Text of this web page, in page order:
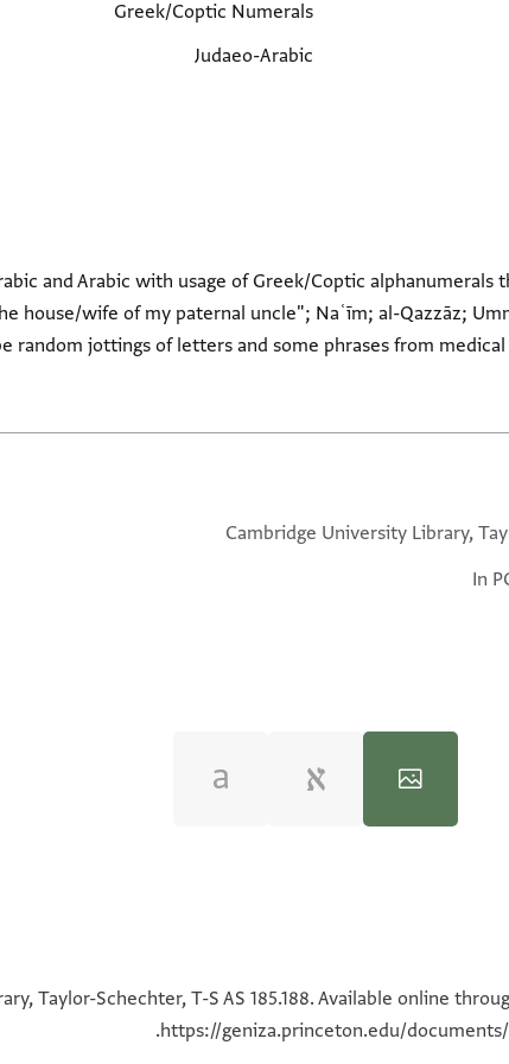
Greek/Coptic Numerals
Judaeo-Arabic
and Arabic with usage of Greek/Coptic
house/wife of my paternal uncle"; Naʿīm; al-Qazzāz;
random jottings of letters and some phrases from
Cambridge University Library,
In
100%
100%
Taylor-Schechter, T-S AS 185.188. Available online
https://geniza.princeton.edu/